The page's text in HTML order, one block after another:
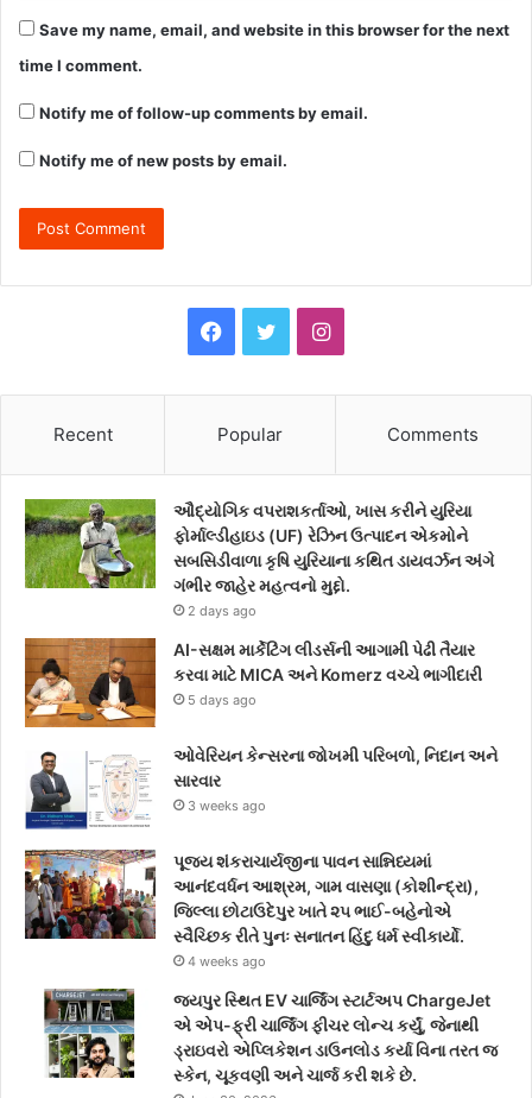
Save my name, email, and website in this browser for the next
time I comment.
Notify me of follow-up comments by email.
Notify me of new posts by email.
c
e
b
o
o
k
i
t
t
e
I
t
a
g
a
Recent Popular Comments
ઔદ્યોગિક વપરાશકર્તાઓ, ખાસ કરીને યુરિયા
ફોર્માલ્ડીહાઇડ (UF) રેઝિન ઉત્પાદન એકમોને
સબસિડીવાળા કૃષિ યુરિયાના કથિત ડાયવર્ઝન અંગે
ગંભીર જાહેર મહત્વનો મુદ્દો.
2 days ago
AI-સક્ષમ માર્કેટિંગ લીડર્સની આગામી પેઢી તૈયાર
કરવા માટે MICA અને Komerz વચ્ચે ભાગીદારી
5 days ago
ઓવેરિયન કેન્સરના જોખમી પરિબળો, નિદાન અને
સારવાર
3 weeks ago
પૂજ્ય શંકરાચાર્યજીના પાવન સાન્નિધ્યમાં
આનંદવર્ધન આશ્રમ, ગામ વાસણા (કોશીન્દ્રા),
જિલ્લા છોટાઉદેપુર ખાતે ૨૫ ભાઈ-બહેનોએ
સ્વૈચ્છિક રીતે પુનઃ સનાતન હિંદુ ધર્મ સ્વીકાર્યો.
4 weeks ago
જયપુર સ્થિત EV ચાર્જિંગ સ્ટાર્ટઅપ ChargeJet
એ એપ-ફ્રી ચાર્જિંગ ફીચર લોન્ચ કર્યું, જેનાથી
ડ્રાઇવરો એપ્લિકેશન ડાઉનલોડ કર્યા વિના તરત જ
સ્કેન, ચૂકવણી અને ચાર્જ કરી શકે છે.